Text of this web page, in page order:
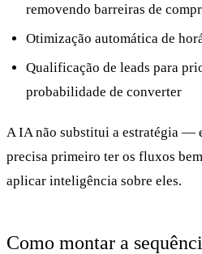
removendo barreiras de
Otimização automática de
Qualificação de leads para
probabilidade de converter
A IA não substitui a estratégia —
precisa primeiro ter os fluxos
aplicar inteligência sobre eles.
Como montar a